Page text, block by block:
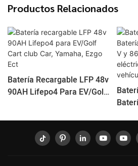
Productos Relacionados
Batería Recargable LFP 48v
90AH Lifepo4 Para EV/Golf